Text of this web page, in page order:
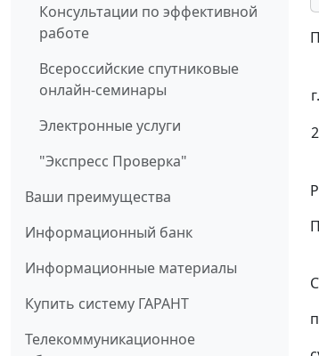
Консультации по эффективной
работе
Всероссийские спутниковые
онлайн-семинары
Электронные услуги
"Экспресс Проверка"
Ваши преимущества
Информационный банк
Информационные материалы
Купить систему ГАРАНТ
Телекоммуникационное